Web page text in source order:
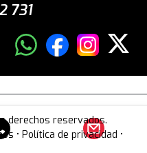
731
derechos reservados.
•Política de privacidad •